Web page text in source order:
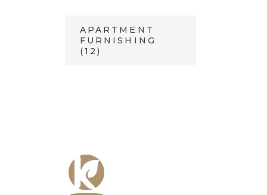
APARTMENT
FURNISHING
(12)